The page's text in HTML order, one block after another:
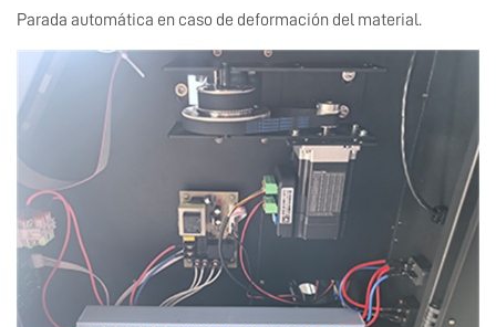
Parada automática en caso de deformación del material.